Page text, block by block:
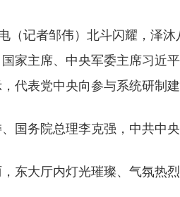
记者邹伟）北斗闪耀，泽沐
家主席、中央军委主席习近
代表党中央向参与系统研制
务院总理李克强，中共中央
大厅内灯光璀璨、气氛热烈